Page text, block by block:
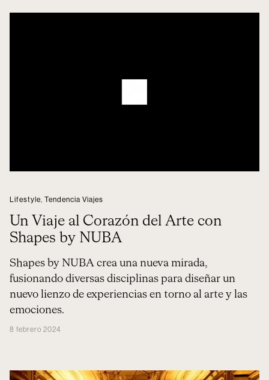
Lifestyle Tendencia Viajes
Un Viaje al Corazón del Arte con
Shapes by NUBA
Shapes by NUBA crea una nueva mirada,
fusionando diversas disciplinas para diseñar un
nuevo lienzo de experiencias en torno al arte y las
emociones.
8 febrero 2024